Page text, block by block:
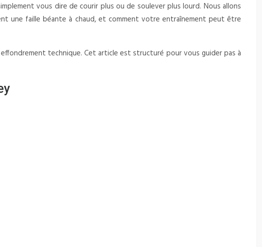
vous dire de courir plus ou de soulever plus lourd. Nous allons
une faille béante à chaud, et comment votre entraînement peut être
technique. Cet article est structuré pour vous guider pas à